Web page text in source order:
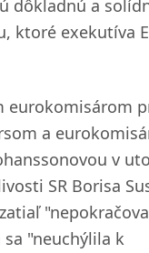
dôkladnú a
ktoré exekutíva
eurokomisárom
a
v
SR Borisa
"neuchýlila k